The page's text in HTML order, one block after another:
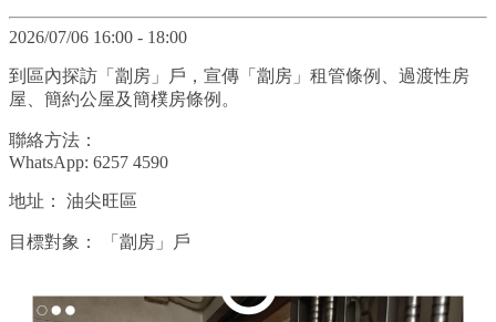
2026/07/06 16:00 - 18:00
到區內探訪「劏房」戶，宣傳「劏房」租管條例、過渡性房
屋、簡約公屋及簡樸房條例。
聯絡方法：
WhatsApp: 6257 4590
地址： 油尖旺區
目標對象： 「劏房」戶